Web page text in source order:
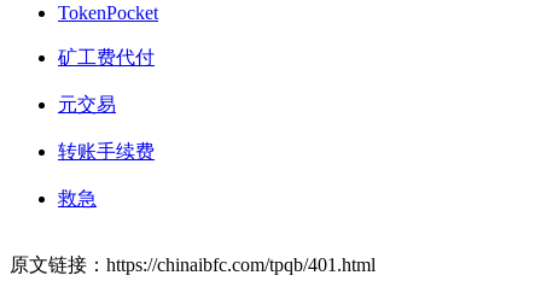
TokenPocket
矿工费代付
元交易
转账手续费
救急
原文链接：https://chinaibfc.com/tpqb/401.html